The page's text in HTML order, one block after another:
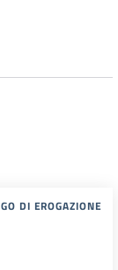
DI EROGAZIONE